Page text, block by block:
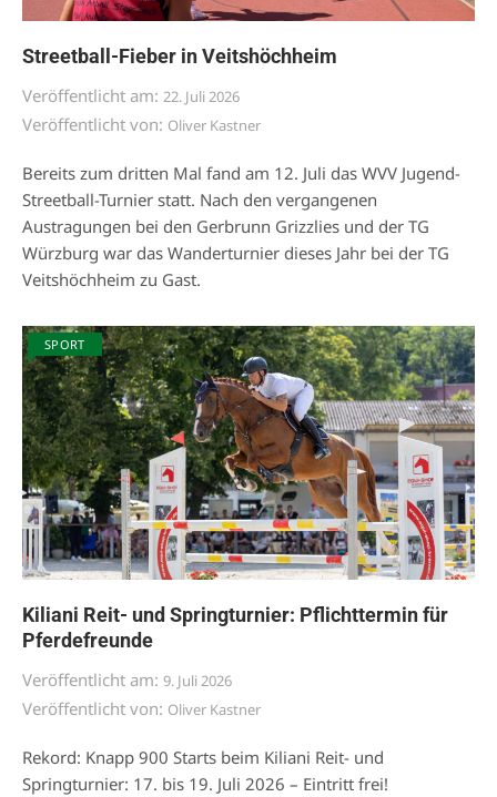
Streetball-Fieber in Veitshöchheim
Veröffentlicht am: 22. Juli 2026
Veröffentlicht von: Oliver Kastner
Bereits zum dritten Mal fand am 12. Juli das WVV Jugend-
Streetball-Turnier statt. Nach den vergangenen
Austragungen bei den Gerbrunn Grizzlies und der TG
Würzburg war das Wanderturnier dieses Jahr bei der TG
Veitshöchheim zu Gast.
SPORT
Kiliani Reit- und Springturnier: Pflichttermin für
Pferdefreunde
Veröffentlicht am: 9. Juli 2026
Veröffentlicht von: Oliver Kastner
Rekord: Knapp 900 Starts beim Kiliani Reit- und
Springturnier: 17. bis 19. Juli 2026 – Eintritt frei!